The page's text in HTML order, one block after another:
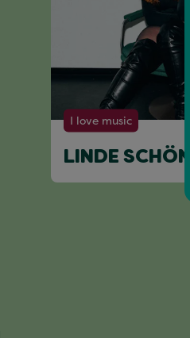
I love music
LINDE